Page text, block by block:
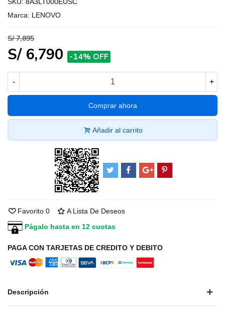
Marca: LENOVO
S/ 7,895
S/ 6,790 -14% OFF
- +
Comprar ahora
Añadir al carrito
Favorito 0
A Lista De Deseos
Págalo hasta en 12 cuotas
PAGA CON TARJETAS DE CREDITO Y DEBITO
Descripción